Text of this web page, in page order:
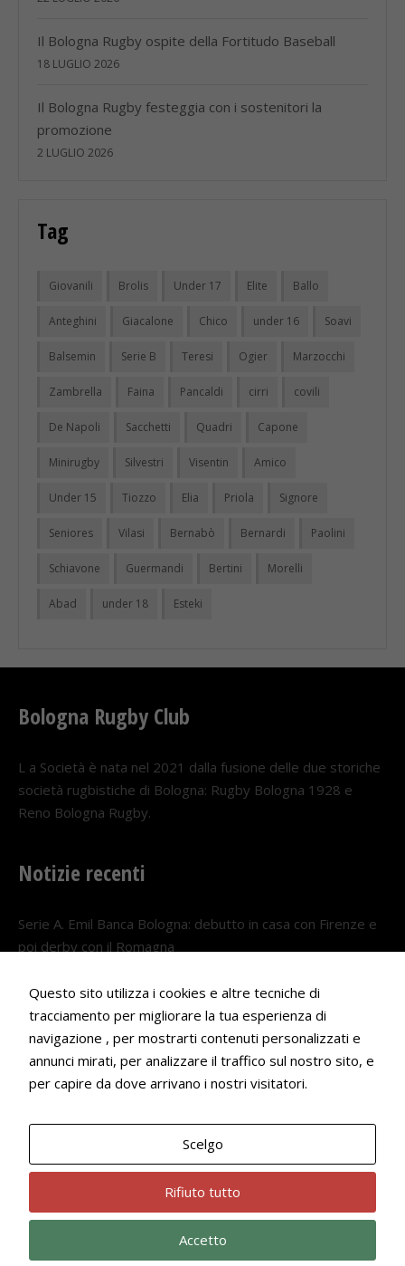
Il Bologna Rugby ospite della Fortitudo Baseball
18 LUGLIO 2026
Il Bologna Rugby festeggia con i sostenitori la
promozione
2 LUGLIO 2026
Tag
Giovanili Brolis Under 17 Elite Ballo
Anteghini Giacalone Chico under 16 Soavi
Balsemin Serie B Teresi Ogier Marzocchi
Zambrella Faina Pancaldi cirri covili
De Napoli Sacchetti Quadri Capone
Minirugby Silvestri Visentin Amico
Under 15 Tiozzo Elia Priola Signore
Seniores Vilasi Bernabò Bernardi Paolini
Schiavone Guermandi Bertini Morelli
Abad under 18 Esteki
Bologna Rugby Club
L a Società è nata nel 2021 dalla fusione delle due storiche
società rugbistiche di Bologna: Rugby Bologna 1928 e
Reno Bologna Rugby.
Notizie recenti
Serie A. Emil Banca Bologna: debutto in casa con Firenze e
poi derby con il Romagna
Serie A. Il Bologna nel girone veneto
29 LUGLIO 2026
Francesco Andrei convocato al Camp estivo della nazionale
22 LUGLIO 2026
Questo sito utilizza i cookies e altre tecniche di
tracciamento per migliorare la tua esperienza di
navigazione , per mostrarti contenuti personalizzati e
annunci mirati, per analizzare il traffico sul nostro sito, e
per capire da dove arrivano i nostri visitatori.
Scelgo
Rifiuto tutto
Accetto